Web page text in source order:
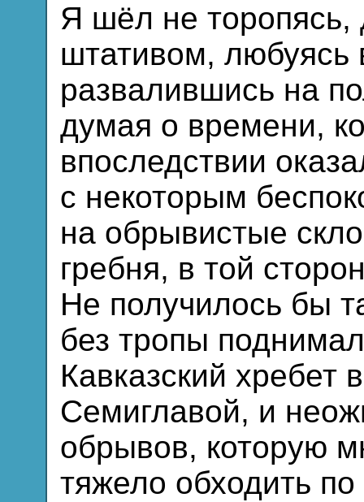
Я шёл не торопясь,
штативом,
развалившись на
думая о времени,
впоследствии
с некоторым
на обрывистые
гребня, в той
Не получилось бы
без тропы
Кавказский хребет
Семиглавой, и
обрывов, которую
тяжело обходить